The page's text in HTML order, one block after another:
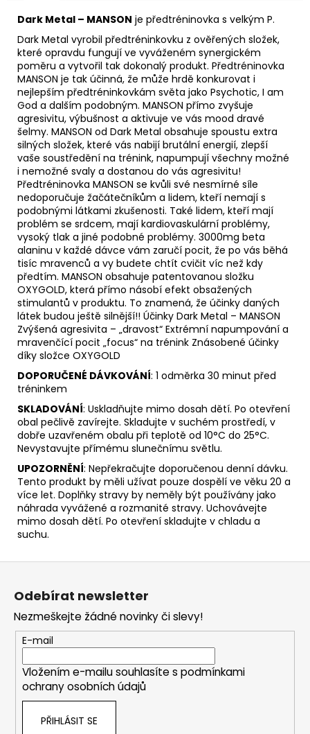
Dark Metal – MANSON je předtréninovka s velkým P.
Dark Metal vyrobil předtréninkovku z ověřených složek,
které opravdu fungují ve vyváženém synergickém
poměru a vytvořil tak dokonalý produkt. Předtréninovka
MANSON je tak účinná, že může hrdě konkurovat i
nejlepším předtréninkovkám světa jako Psychotic, I am
God a dalším podobným. MANSON přímo zvyšuje
agresivitu, výbušnost a aktivuje ve vás mood dravé
šelmy. MANSON od Dark Metal obsahuje spoustu extra
silných složek, které vás nabijí brutální energií, zlepší
vaše soustředění na trénink, napumpují všechny možné
i nemožné svaly a dostanou do vás agresivitu!
Předtréninovka MANSON se kvůli své nesmírné síle
nedoporučuje žačátečníkům a lidem, kteří nemají s
podobnými látkami zkušenosti. Také lidem, kteří mají
problém se srdcem, mají kardiovaskulární problémy,
vysoký tlak a jiné podobné problémy. 3000mg beta
alaninu v každé dávce vám zaručí pocit, že po vás běhá
tisíc mravenců a vy budete chtít cvičit víc než kdy
předtím. MANSON obsahuje patentovanou složku
OXYGOLD, která přímo násobí efekt obsažených
stimulantů v produktu. To znamená, že účinky daných
látek budou ještě silnější!! Účinky Dark Metal – MANSON
Zvýšená agresivita – „dravost“ Extrémní napumpování a
mravenčící pocit „focus“ na trénink Znásobené účinky
díky složce OXYGOLD
DOPORUČENÉ DÁVKOVÁNÍ: 1 odměrka 30 minut před
tréninkem
SKLADOVÁNÍ: Uskladňujte mimo dosah dětí. Po otevření
obal pečlivě zavírejte. Skladujte v suchém prostředí, v
dobře uzavřeném obalu při teplotě od 10°C do 25°C.
Nevystavujte přímému slunečnímu světlu.
UPOZORNĚNÍ: Nepřekračujte doporučenou denní dávku.
Tento produkt by měli užívat pouze dospělí ve věku 20 a
více let. Doplňky stravy by neměly být používány jako
náhrada vyvážené a rozmanité stravy. Uchovávejte
mimo dosah dětí. Po otevření skladujte v chladu a
suchu.
Z
Odebírat newsletter
Nezmeškejte žádné novinky či slevy!
E-mail
Vložením e-mailu souhlasíte s podmínkami
ochrany osobních údajů
PŘIHLÁSIT SE